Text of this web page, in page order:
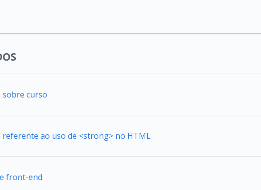
sobre curso
referente ao uso de <strong> no HTML
front-end